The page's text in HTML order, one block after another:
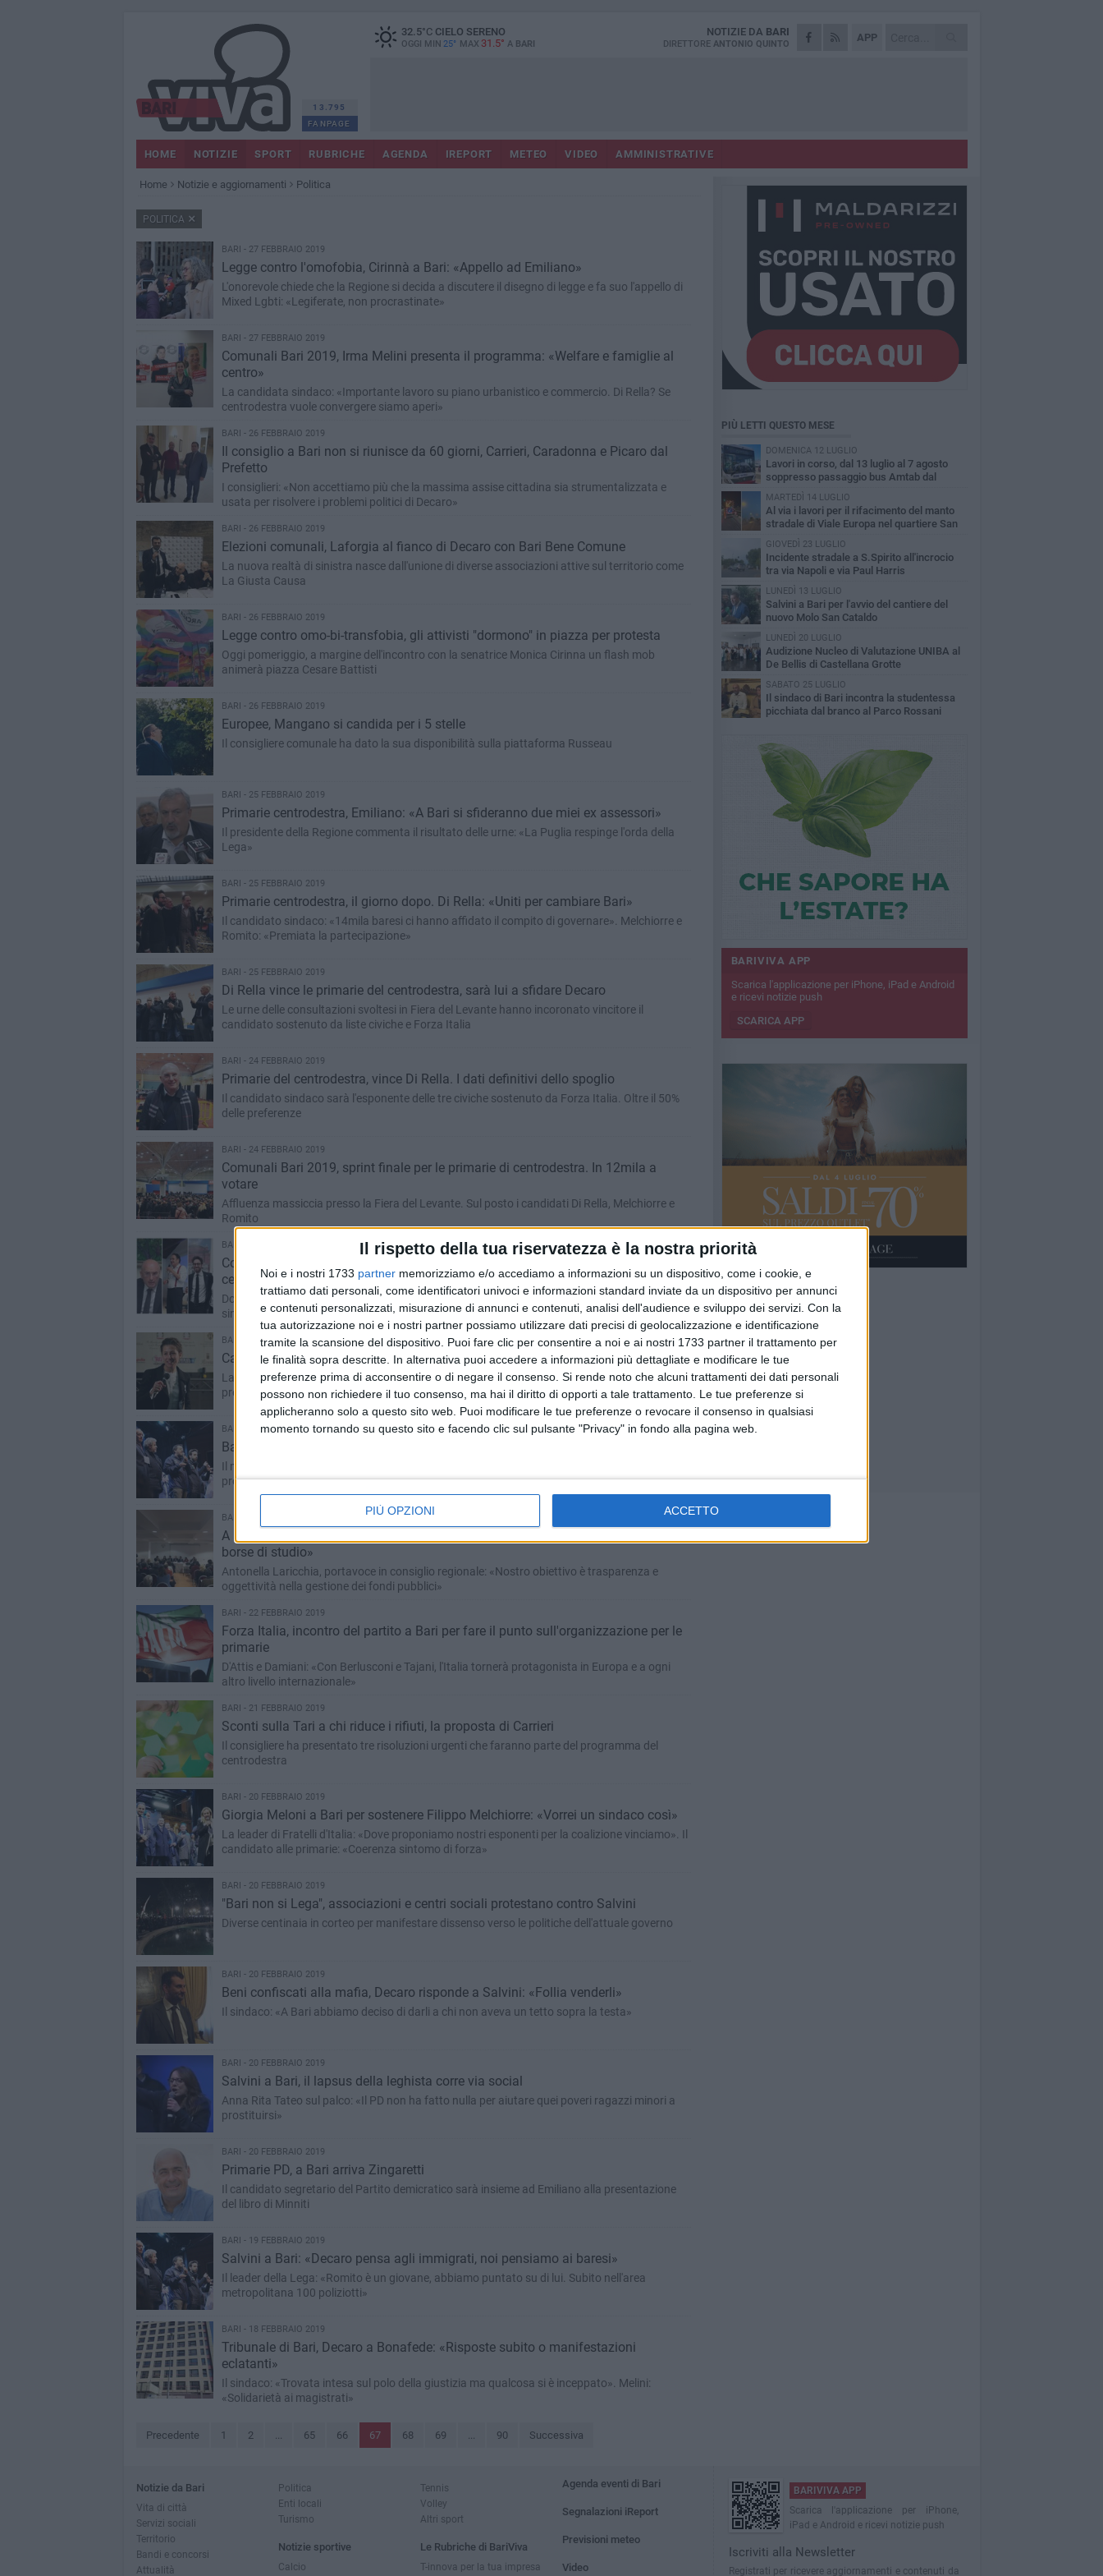
Il rispetto della tua riservatezza è la nostra priorità
Noi e i nostri 1733 partner memorizziamo e/o accediamo a informazioni su un dispositivo, come i cookie, e
trattiamo dati personali, come identificatori univoci e informazioni standard inviate da un dispositivo per annunci
e contenuti personalizzati, misurazione di annunci e contenuti, analisi dell'audience e sviluppo dei servizi. Con la
tua autorizzazione noi e i nostri partner possiamo utilizzare dati precisi di geolocalizzazione e identificazione
tramite la scansione del dispositivo. Puoi fare clic per consentire a noi e ai nostri 1733 partner il trattamento per
le finalità sopra descritte. In alternativa puoi accedere a informazioni più dettagliate e modificare le tue
preferenze prima di acconsentire o di negare il consenso. Si rende noto che alcuni trattamenti dei dati personali
possono non richiedere il tuo consenso, ma hai il diritto di opporti a tale trattamento. Le tue preferenze si
applicheranno solo a questo sito web. Puoi modificare le tue preferenze o revocare il consenso in qualsiasi
momento tornando su questo sito e facendo clic sul pulsante "Privacy" in fondo alla pagina web.
PIÙ OPZIONI ACCETTO
13.795
FANPAGE
32.5°CCIELO SERENO
OGGI MIN 25° MAX 31.5° A BARI
APP
NOTIZIE DA BARI
DIRETTORE ANTONIO QUINTO
HOME NOTIZIE SPORT RUBRICHE AGENDA IREPORT METEO VIDEO AMMINISTRATIVE
Home Notizie e aggiornamenti Politica
POLITICA
BARI - 27 FEBBRAIO 2019
Legge contro l'omofobia, Cirinnà a Bari: «Appello ad Emiliano»
L'onorevole chiede che la Regione si decida a discutere il disegno di legge e fa suo l'appello di
Mixed Lgbti: «Legiferate, non procrastinate»
BARI - 27 FEBBRAIO 2019
Comunali Bari 2019, Irma Melini presenta il programma: «Welfare e famiglie al
centro»
La candidata sindaco: «Importante lavoro su piano urbanistico e commercio. Di Rella? Se
centrodestra vuole convergere siamo aperi»
BARI - 26 FEBBRAIO 2019
Il consiglio a Bari non si riunisce da 60 giorni, Carrieri, Caradonna e Picaro dal
Prefetto
I consiglieri: «Non accettiamo più che la massima assise cittadina sia strumentalizzata e
usata per risolvere i problemi politici di Decaro»
BARI - 26 FEBBRAIO 2019
Elezioni comunali, Laforgia al fianco di Decaro con Bari Bene Comune
La nuova realtà di sinistra nasce dall'unione di diverse associazioni attive sul territorio come
La Giusta Causa
BARI - 26 FEBBRAIO 2019
Legge contro omo-bi-transfobia, gli attivisti "dormono" in piazza per protesta
Oggi pomeriggio, a margine dell'incontro con la senatrice Monica Cirinna un flash mob
animerà piazza Cesare Battisti
BARI - 26 FEBBRAIO 2019
Europee, Mangano si candida per i 5 stelle
Il consigliere comunale ha dato la sua disponibilità sulla piattaforma Russeau
BARI - 25 FEBBRAIO 2019
Primarie centrodestra, Emiliano: «A Bari si sfideranno due miei ex assessori»
Il presidente della Regione commenta il risultato delle urne: «La Puglia respinge l'orda della
Lega»
BARI - 25 FEBBRAIO 2019
Primarie centrodestra, il giorno dopo. Di Rella: «Uniti per cambiare Bari»
Il candidato sindaco: «14mila baresi ci hanno affidato il compito di governare». Melchiorre e
Romito: «Premiata la partecipazione»
BARI - 25 FEBBRAIO 2019
Di Rella vince le primarie del centrodestra, sarà lui a sfidare Decaro
Le urne delle consultazioni svoltesi in Fiera del Levante hanno incoronato vincitore il
candidato sostenuto da liste civiche e Forza Italia
BARI - 24 FEBBRAIO 2019
Primarie del centrodestra, vince Di Rella. I dati definitivi dello spoglio
Il candidato sindaco sarà l'esponente delle tre civiche sostenuto da Forza Italia. Oltre il 50%
delle preferenze
BARI - 24 FEBBRAIO 2019
Comunali Bari 2019, sprint finale per le primarie di centrodestra. In 12mila a
votare
Affluenza massiccia presso la Fiera del Levante. Sul posto i candidati Di Rella, Melchiorre e
Romito
BARI - 23 FEBBRAIO 2019
Comunali Bari 2019: Di Rella, Melchiorre e Romito si sfidano alle primarie del
centrodestra
Domani si vota dalle 8 alle 21 in Fiera per decidere il nome del candidato da opporre al
sindaco uscente Decaro
BARI - 23 FEBBRAIO 2019
Cassa Prestanza a Bari, Melini abbandona il consiglio in segno di protesta
La consigliera e candidata sindaco: «Il mio gesto per prendere le distanze da chi continua a
prendere in giro i dipendenti comunali»
BARI - 22 FEBBRAIO 2019
Bari, Salvini sul palco inneggia alla legittima difesa e rischia una denuncia
Il ministro: «Se fai il rapinatore ti prendi i rischi del mestiere» e la difesa all'attuale segretario
provinciale della Lega, Balducci
BARI - 22 FEBBRAIO 2019
A Bari l'incontro sulla cultura del Movimento 5 Stelle. Lattanzio: «10 milioni alle
borse di studio»
Antonella Laricchia, portavoce in consiglio regionale: «Nostro obiettivo è trasparenza e
oggettività nella gestione dei fondi pubblici»
BARI - 22 FEBBRAIO 2019
Forza Italia, incontro del partito a Bari per fare il punto sull'organizzazione per le
primarie
D'Attis e Damiani: «Con Berlusconi e Tajani, l'Italia tornerà protagonista in Europa e a ogni
altro livello internazionale»
BARI - 21 FEBBRAIO 2019
Sconti sulla Tari a chi riduce i rifiuti, la proposta di Carrieri
Il consigliere ha presentato tre risoluzioni urgenti che faranno parte del programma del
centrodestra
BARI - 20 FEBBRAIO 2019
Giorgia Meloni a Bari per sostenere Filippo Melchiorre: «Vorrei un sindaco così»
La leader di Fratelli d'Italia: «Dove proponiamo nostri esponenti per la coalizione vinciamo». Il
candidato alle primarie: «Coerenza sintomo di forza»
BARI - 20 FEBBRAIO 2019
"Bari non si Lega", associazioni e centri sociali protestano contro Salvini
Diverse centinaia in corteo per manifestare dissenso verso le politiche dell'attuale governo
BARI - 20 FEBBRAIO 2019
Beni confiscati alla mafia, Decaro risponde a Salvini: «Follia venderli»
Il sindaco: «A Bari abbiamo deciso di darli a chi non aveva un tetto sopra la testa»
BARI - 20 FEBBRAIO 2019
Salvini a Bari, il lapsus della leghista corre via social
Anna Rita Tateo sul palco: «Il PD non ha fatto nulla per aiutare quei poveri ragazzi minori a
prostituirsi»
BARI - 20 FEBBRAIO 2019
Primarie PD, a Bari arriva Zingaretti
Il candidato segretario del Partito demicratico sarà insieme ad Emiliano alla presentazione
del libro di Minniti
BARI - 19 FEBBRAIO 2019
Salvini a Bari: «Decaro pensa agli immigrati, noi pensiamo ai baresi»
Il leader della Lega: «Romito è un giovane, abbiamo puntato su di lui. Subito nell'area
metropolitana 100 poliziotti»
BARI - 18 FEBBRAIO 2019
Tribunale di Bari, Decaro a Bonafede: «Risposte subito o manifestazioni
eclatanti»
Il sindaco: «Trovata intesa sul polo della giustizia ma qualcosa si è inceppato». Melini:
«Solidarietà ai magistrati»
Precedente 1 2 ... 65 66 67 68 69 ... 90 Successiva
PIÙ LETTI QUESTO MESE
DOMENICA 12 LUGLIO
Lavori in corso, dal 13 luglio al 7 agosto
soppresso passaggio bus Amtab dal
cimitero di S.Spirito
MARTEDÌ 14 LUGLIO
A​l via i lavori per il rifacimento del manto
stradale di Viale Europa nel quartiere San
GIOVEDÌ 23 LUGLIO
Incidente stradale a S.Spirito all'incrocio
tra via Napoli e via Paul Harris
LUNEDÌ 13 LUGLIO
Salvini a Bari per l'avvio del cantiere del
nuovo Molo San Cataldo
LUNEDÌ 20 LUGLIO
Audizione Nucleo di Valutazione UNIBA al
De Bellis di Castellana Grotte
SABATO 25 LUGLIO
Il sindaco di Bari incontra la studentessa
picchiata dal branco al Parco Rossani
BARIVIVA APP
Scarica l'applicazione per iPhone, iPad e Android
e ricevi notizie push
SCARICA APP
Notizie da Bari
Vita di città
Servizi sociali
Territorio
Bandi e concorsi
Attualità
Politica
Enti locali
Turismo
Notizie sportive
Calcio
Tennis
Volley
Altri sport
Le Rubriche di BariViva
T-innova per la tua impresa
Agenda eventi di Bari
Segnalazioni iReport
Previsioni meteo
Video
BARIVIVA APP
Scarica l'applicazione per iPhone,
iPad e Android e ricevi notizie push
Iscriviti alla Newsletter
Registrati per ricevere aggiornamenti e contenuti da